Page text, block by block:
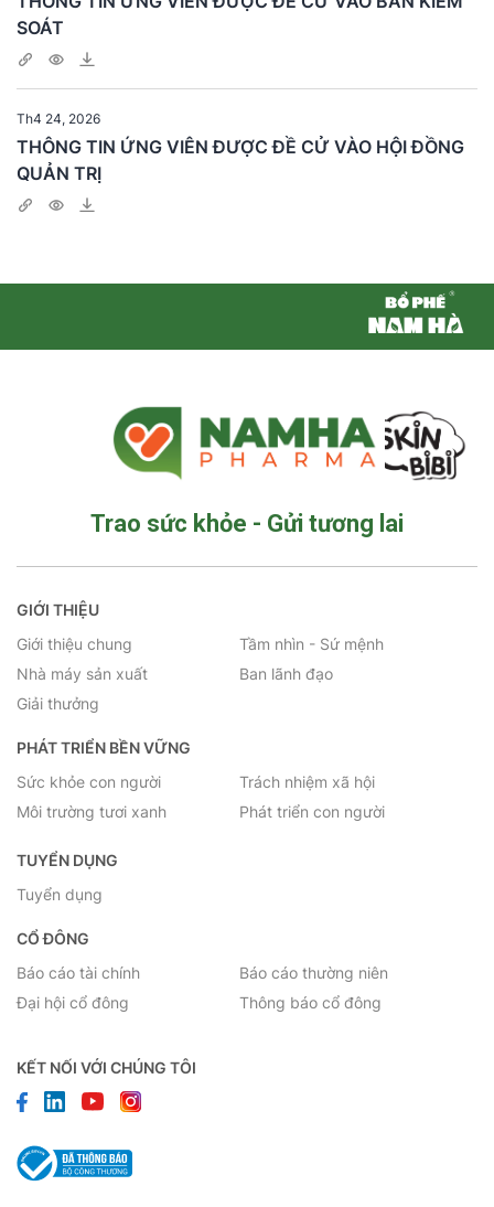
SOÁT
Th4 24, 2026
THÔNG TIN ỨNG VIÊN ĐƯỢC ĐỀ CỬ VÀO HỘI ĐỒNG
QUẢN TRỊ
Trao sức khỏe - Gửi tương lai
KẾT NỐI VỚI CHÚNG TÔI
GIỚI THIỆU
Giới thiệu chung
Tầm nhìn - Sứ mệnh
Nhà máy sản xuất
Ban lãnh đạo
Giải thưởng
PHÁT TRIỂN BỀN VỮNG
Sức khỏe con người
Trách nhiệm xã hội
Môi trường tươi xanh
Phát triển con người
TUYỂN DỤNG
Tuyển dụng
CỔ ĐÔNG
Báo cáo tài chính
Báo cáo thường niên
Đại hội cổ đông
Thông báo cổ đông